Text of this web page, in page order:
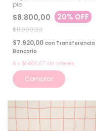
pie
$8.800,00 20% OFF
$11.000,00
$7.920,00 con Transferencia
Bancaria
6 x $1.466,67 sin interés
Comprar